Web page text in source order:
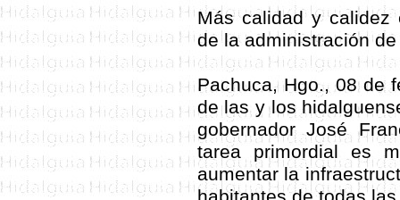
Más calidad y
de la administración
Pachuca, Hgo., 08 de
de las y los
gobernador José
tarea primordial es
aumentar la